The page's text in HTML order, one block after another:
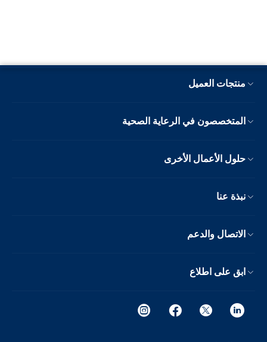
منتجات العميل
المتخصصون في الرعاية الصحية
حلول الأعمال الأخرى
نبذة عنا
الاتصال والدعم
ابق على اطلاع